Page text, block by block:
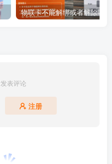
物联卡不能解绑或者解除吗？
表评论
注册